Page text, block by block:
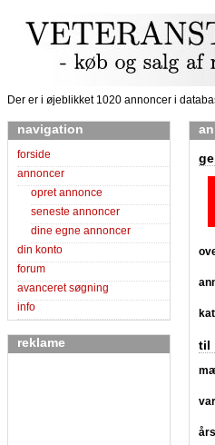
Der er i øjeblikket 1020 annoncer i
navigation
forside
annoncer
opret annonce
seneste annoncer
dine egne annoncer
din konto
forum
avanceret søgning
info
reklame til